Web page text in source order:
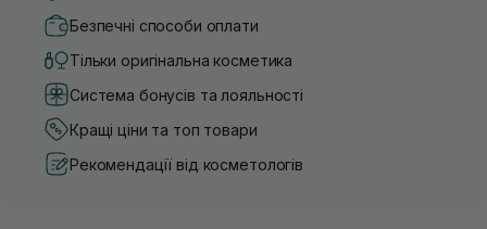
Безпечні способи оплати
Тільки оригінальна косметика
Система бонусів та лояльності
Кращі ціни та топ товари
Рекомендації від косметологів